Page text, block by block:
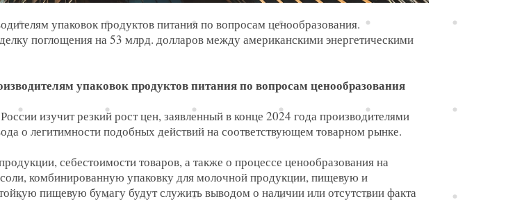
упаковок продуктов питания по вопросам ценообразования.
поглощения на 53 млрд. долларов между американскими энергетическими
упаковок продуктов питания по вопросам ценообразования
изучит резкий рост цен, заявленный в конце 2024 года производителями
о легитимности подобных действий на соответствующем товарном рынке.
себестоимости товаров, а также о процессе ценообразования на
комбинированную упаковку для молочной продукции, пищевую и
пищевую бумагу будут служить выводом о наличии или отсутствии факта